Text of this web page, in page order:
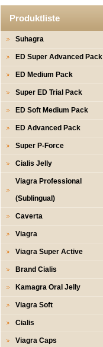
Produktliste
Suhagra
ED Super Advanced Pack
ED Medium Pack
Super ED Trial Pack
ED Soft Medium Pack
ED Advanced Pack
Super P-Force
Cialis Jelly
Viagra Professional
(Sublingual)
Caverta
Viagra
Viagra Super Active
Brand Cialis
Kamagra Oral Jelly
Viagra Soft
Cialis
Viagra Caps